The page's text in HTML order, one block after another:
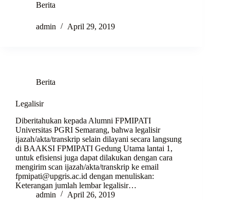
Berita
admin April 29, 2019
Berita
Legalisir
Diberitahukan kepada Alumni FPMIPATI
Universitas PGRI Semarang, bahwa legalisir
ijazah/akta/transkrip selain dilayani secara langsung
di BAAKSI FPMIPATI Gedung Utama lantai 1,
untuk efisiensi juga dapat dilakukan dengan cara
mengirim scan ijazah/akta/transkrip ke email
fpmipati@upgris.ac.id dengan menuliskan:
Keterangan jumlah lembar legalisir…
admin
April 26, 2019